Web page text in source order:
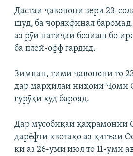
Дастаи ҷавонони зери 23-
шуд, ба чорякфинал
аз рӯи натиҷаи бозиаш бо
ба плей-офф гардид.
Зимнан, тими ҷавонони то
дар марҳилаи ниҳоии Ҷоми
гурӯҳи худ барояд.
Дар мусобиқаи қаҳрамонии
дарёфти квотаҳо аз қитъаи
ки аз 26-уми июл то 11-уми